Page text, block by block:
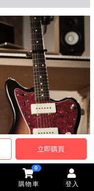
立即購買
0
購物車 登入